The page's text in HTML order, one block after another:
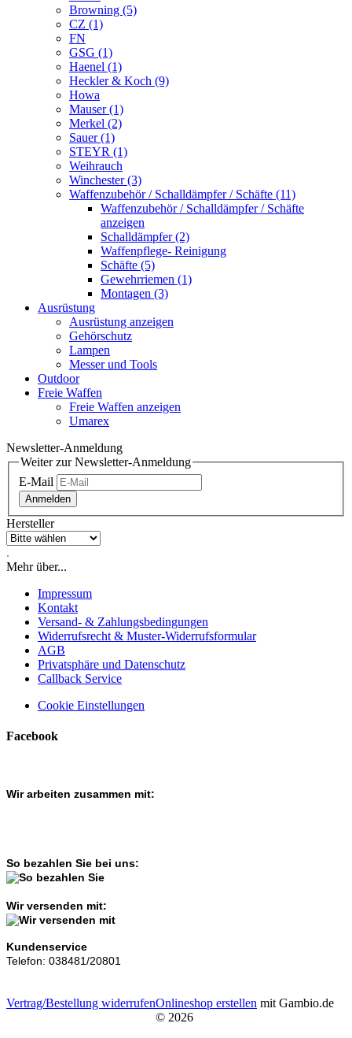
Browning (5)
CZ (1)
FN
GSG (1)
Haenel (1)
Heckler & Koch (9)
Howa
Mauser (1)
Merkel (2)
Sauer (1)
STEYR (1)
Weihrauch
Winchester (3)
Waffenzubehör / Schalldämpfer / Schäfte (11)
Waffenzubehör / Schalldämpfer / Schäfte
anzeigen
Schalldämpfer (2)
Waffenpflege- Reinigung
Schäfte (5)
Gewehrriemen (1)
Montagen (3)
Ausrüstung
Ausrüstung anzeigen
Gehörschutz
Lampen
Messer und Tools
Outdoor
Freie Waffen
Freie Waffen anzeigen
Umarex
Newsletter-Anmeldung
Weiter zur Newsletter-Anmeldung
E-Mail
Anmelden
Hersteller
.
Mehr über...
Impressum
Kontakt
Versand- & Zahlungsbedingungen
Widerrufsrecht & Muster-Widerrufsformular
AGB
Privatsphäre und Datenschutz
Callback Service
Cookie Einstellungen
Facebook
Wir arbeiten zusammen mit:
So bezahlen Sie bei uns:
Wir versenden mit:
Kundenservice
Telefon: 038481/20801
Vertrag/Bestellung widerrufenOnlineshop erstellen mit Gambio.de
© 2026